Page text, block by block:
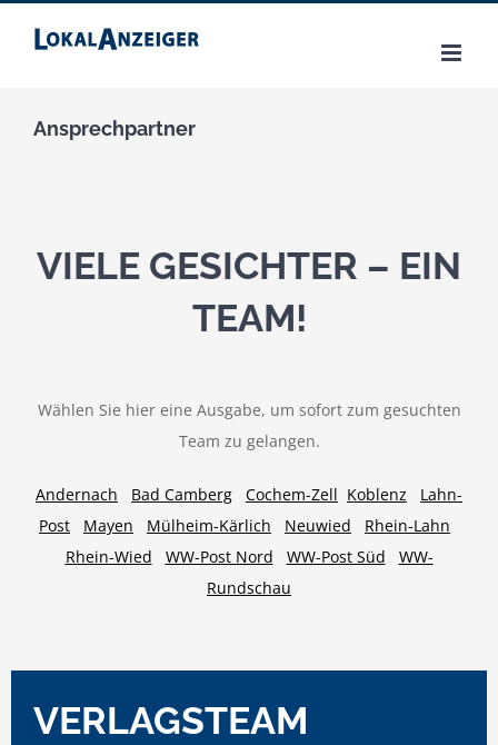
Inhalt
Ansprechpartner
VIELE GESICHTER – EIN
TEAM!
Wählen Sie hier eine Ausgabe, um sofort zum gesuchten
Team zu gelangen.
Andernach Bad Camberg Cochem-Zell Koblenz
Lahn-
Post
Mayen Mülheim-Kärlich Neuwied
Rhein-Lahn
Rhein-Wied
WW-Post Nord WW-Post Süd
WW-
Rundschau
VERLAGSTEAM